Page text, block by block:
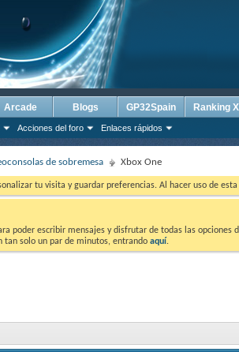
Acciones del foro Enlaces rápidos
Arcade Blogs GP32Spain Ranking
de sobremesa Xbox One
tu visita y guardar preferencias. Al hacer uso de
poder escribir mensajes y disfrutar de todas las
tan solo un par de minutos, entrando aquí.